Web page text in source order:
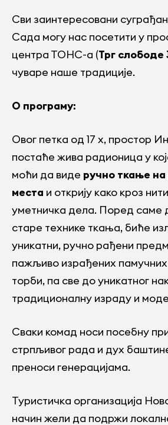
Сви заинтересовани
Сада могу нас посетити у
центра ТОНС-а (Трг слободе
чуваре наше традиције.
О програму:
Овог петка од 17 х, простор
постаће жива радионица у
моћи да виде ручно ткање на
места и открију како кроз
уметничка дела. Поред саме
старе технике ткања, биће
уникатни, ручно рађени
пажљиво израђених
торби, па све до уникатног
традиционалну израду и
Сваки комад носи посебну
стрпљивог рада и дух
преноси генерацијама.
Туристичка организација
начин жели да подржи